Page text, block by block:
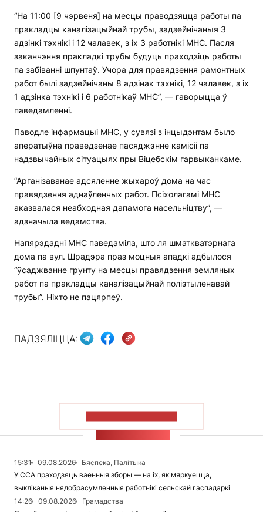
“На 11:00 [9 чэрвеня] на месцы праводзяцца работы па
пракладцы каналізацыйнай трубы, задзейнічаныя 3
адзінкі тэхнікі і 12 чалавек, з іх 3 работнікі МНС. Пасля
заканчэння пракладкі трубы будуць праходзіць работы
па забіванні шпунтаў. Учора для правядзення рамонтных
работ былі задзейнічаны 8 адзінак тэхнікі, 12 чалавек, з іх
1 адзінка тэхнікі і 6 работнікаў МНС”, — гаворыцца ў
паведамленні.
Паводле інфармацыі МНС, у сувязі з інцыдэнтам было
аператыўна праведзенае пасяджэнне камісіі па
надзвычайных сітуацыях пры Віцебскім гарвыканкаме.
“Арганізаванае адсяленне жыхароў дома на час
правядзення аднаўленчых работ. Псіхолагамі МНС
аказвалася неабходная дапамога насельніцтву”, —
адзначыла ведамства.
Напярэдадні МНС паведаміла, што ля шматкватэрнага
дома па вул. Шрадэра праз моцныя ападкі адбылося
“ўсаджванне грунту на месцы правядзення земляных
работ па пракладцы каналізацыйнай поліэтыленавай
трубы”. Ніхто не пацярпеў.
ПАДЗЯЛІЦЦА:
15:31 09.08.2026
Бяспека, Палітыка
У ССА праходзяць ваенныя зборы — на іх, як мяркуецца,
выкліканыя нядобрасумленныя работнікі сельскай гаспадаркі
14:26
09.08.2026
Грамадства